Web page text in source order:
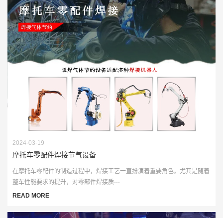
2024-03-19
摩托车零配件焊接节气设备
在摩托车零配件的制造过程中，焊接工艺一直扮演着重要角色。尤其是随着
整车性能要求的提升，对零部件焊接质···
READ MORE